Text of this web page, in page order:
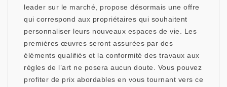
leader sur le marché, propose désormais une offre
qui correspond aux propriétaires qui souhaitent
personnaliser leurs nouveaux espaces de vie. Les
premières œuvres seront assurées par des
éléments qualifiés et la conformité des travaux aux
règles de l’art ne posera aucun doute. Vous pouvez
profiter de prix abordables en vous tournant vers ce